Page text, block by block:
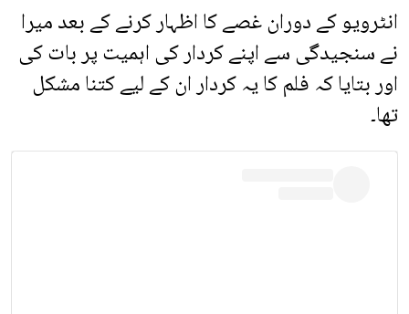
انٹرویو کے دوران غصے کا اظہار کرنے کے بعد میرا
نے سنجیدگی سے اپنے کردار کی اہمیت پر بات کی
اور بتایا کہ فلم کا یہ کردار ان کے لیے کتنا مشکل
تھا۔